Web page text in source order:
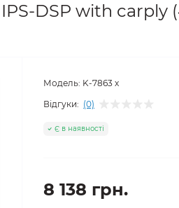
DSP with carply
Модель: K-7863 х
Відгуки: (0)
Є в наявності
8 138 грн.